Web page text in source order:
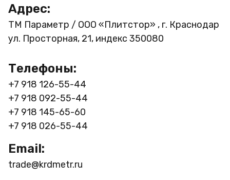
Адрес:
ТМ Параметр / ООО «Плитстор» , г. Краснодар
ул. Просторная, 21, индекс 350080
Телефоны:
+7 918 126-55-44
+7 918 092-55-44
+7 918 145-65-60
+7 918 026-55-44
Email:
trade@krdmetr.ru